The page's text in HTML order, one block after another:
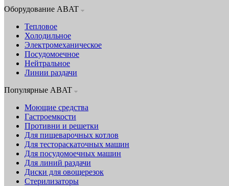
Оборудование ABAT
Тепловое
Холодильное
Электромеханическое
Посудомоечное
Нейтральное
Линии раздачи
Популярные ABAT
Моющие средства
Гастроемкости
Противни и решетки
Для пищеварочных котлов
Для тестораскаточных машин
Для посудомоечных машин
Для линий раздачи
Диски для овощерезок
Стерилизаторы